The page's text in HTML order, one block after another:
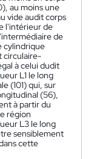
au moins une
vide audit corps
l'intérieur de
de
cylindrique
circulaire-
à celui dudit
L1 le long
(101) qui, sur
(56),
à partir du
région
L3 le long
sensiblement
cette